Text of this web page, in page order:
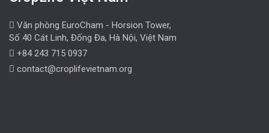
Văn phòng EuroCham - Horsion Tower,
Số 40 Cát Linh, Đống Đa, Hà Nội, Việt Nam
+84 243 715 0937
contact@croplifevietnam.org